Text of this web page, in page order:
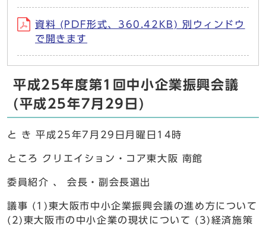
資料 (PDF形式、360.42KB) 別ウィンドウ
で開きます
平成25年度第1回中小企業振興会議
(平成25年7月29日)
と き 平成25年7月29日月曜日14時
ところ クリエイション・コア東大阪 南館
委員紹介 、 会長・副会長選出
議事 (1)東大阪市中小企業振興会議の進め方について
(2)東大阪市の中小企業の現状について (3)経済施策